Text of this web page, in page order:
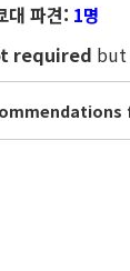
대 파견: 1명
required but